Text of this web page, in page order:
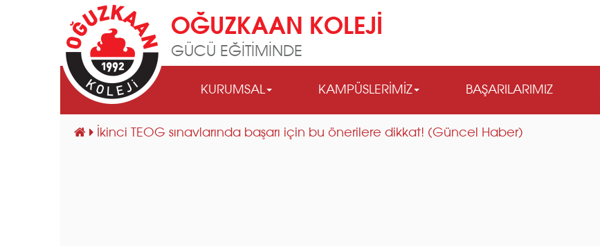
OĞUZKAAN KOLEJİ
GÜCÜ EĞİTİMİNDE
KURUMSAL KAMPÜSLERİMİZ BAŞARILARIMIZ
İkinci TEOG sınavlarında başarı için bu önerilere dikkat! (Güncel Haber)